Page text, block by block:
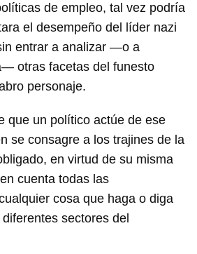
de empleo, tal vez podría
el desempeño del líder nazi
entrar a analizar —o a
otras facetas del funesto
personaje.
que un político actúe de ese
se consagre a los trajines de la
en virtud de su misma
cuenta todas las
cosa que haga o diga
sectores del